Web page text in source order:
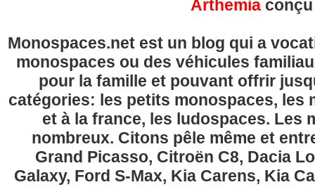
Arthemia
Monospaces.net est un blog qui a
monospaces ou des véhicules
pour la famille et pouvant offrir
catégories: les petits monospaces, les
et à la france, les ludospaces. Les
nombreux. Citons pêle même et
Grand Picasso, Citroën C8, Dacia
Galaxy, Ford S-Max, Kia Carens, Kia